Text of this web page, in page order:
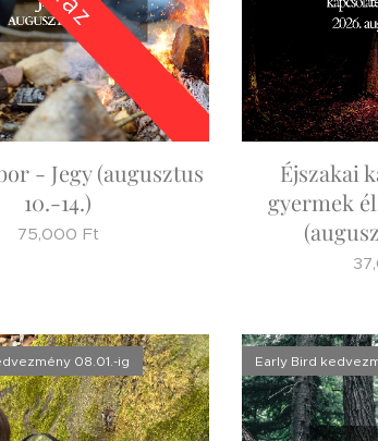
- Jegy (augusztus
10.-14.)
75,000 Ft
Éjszakai
gyermek
08.01.-ig Early Bird